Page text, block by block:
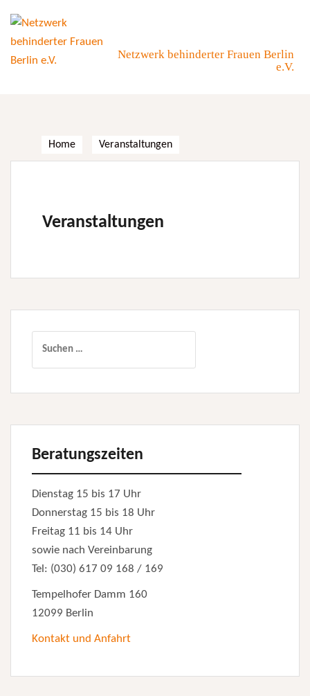
content
Netzwerk behinderter Frauen Berlin
e.V.
Home Veranstaltungen
Veranstaltungen
Beratungszeiten
Dienstag 15 bis 17 Uhr
Donnerstag 15 bis 18 Uhr
Freitag 11 bis 14 Uhr
sowie nach Vereinbarung
Tel: (030) 617 09 168 / 169
Tempelhofer Damm 160
12099 Berlin
Kontakt und Anfahrt